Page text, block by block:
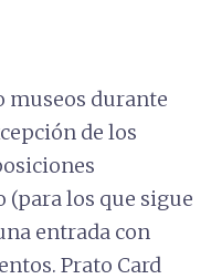
museos durante
de los
los que sigue
entrada con
Prato Card